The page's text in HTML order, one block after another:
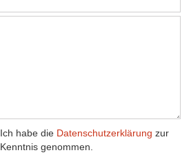
Ich habe die Datenschutzerklärung zur
Kenntnis genommen.